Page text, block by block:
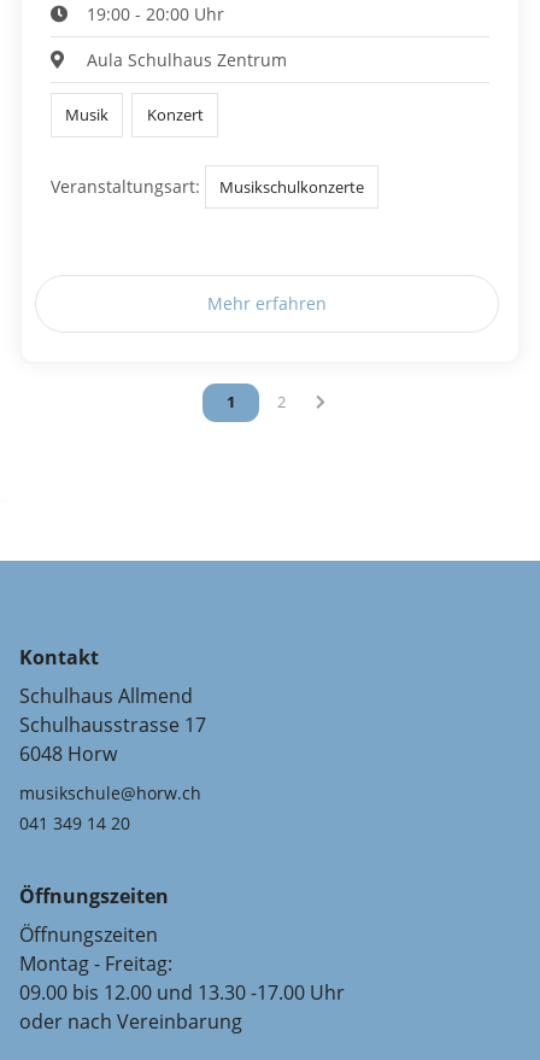
19:00 - 20:00 Uhr
Aula Schulhaus Zentrum
Musik Konzert
Veranstaltungsart: Musikschulkonzerte
Mehr erfahren
Vous êtes sur la page
1 Vous êtes sur la page
2
Kontakt
Schulhaus Allmend
Schulhausstrasse 17
6048 Horw
musikschule@horw.ch
041 349 14 20
Öffnungszeiten
Öffnungszeiten
Montag - Freitag:
09.00 bis 12.00 und 13.30 -17.00 Uhr
oder nach Vereinbarung